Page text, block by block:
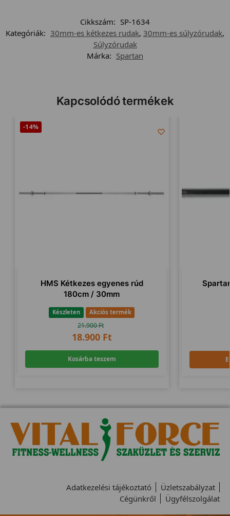
Cikkszám: SP-1634
Kategóriák: 30mm-es kétkezes rudak, 30mm-es súlyzórudak,
Súlyzórudak
Márka: Spartan
Kapcsolódó termékek
-14%
HMS Kétkezes egyenes rúd
180cm / 30mm
Készleten Akciós termék
21.900Ft
18.900 Ft
Kosárba teszem
Adatkezelési tájékoztató
Üzletszabályzat
Cégünkről
Ügyfélszolgálat